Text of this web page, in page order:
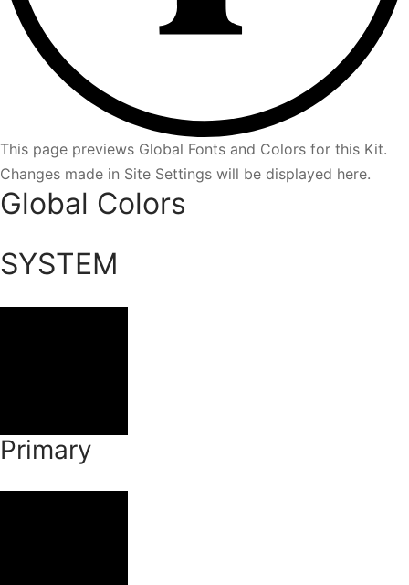
This page previews Global Fonts and Colors for this Kit.
Changes made in Site Settings will be displayed here.
Global Colors
SYSTEM
Primary